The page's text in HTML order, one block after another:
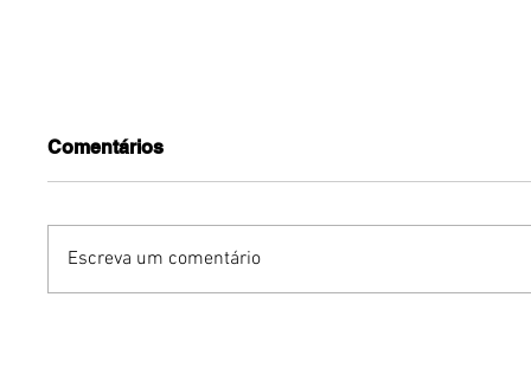
Comentários
Escreva um comentário